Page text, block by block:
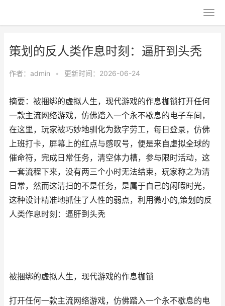
策划的反人类作息时刻：逼肝到头秃
作者： admin • 更新时间：2026-06-24
摘要：被捆绑的虚拟人生，现代游戏的作息枷锁打开任何
一款主流网络游戏，仿佛踏入一个永不歇息的电子车间，
在这里，玩家被巧妙地驯化为数字劳工，每日登录，仿佛
上班打卡，屏幕上的红点与感叹号，便是来自虚拟全球的
催命符，完成日常任务，清空体力槽，参与限时活动，这
一套流程下来，没有两三个小时无法结束，玩家称之为清
日常，然而这清扫的不是任务，是属于自己的闲暇时光，
这种设计精准地抓住了人性的弱点，利用微小的,策划的反
人类作息时刻：逼肝到头秃
被捆绑的虚拟人生，现代游戏的作息枷锁
打开任何一款主流网络游戏，仿佛踏入一个永不歇息的电